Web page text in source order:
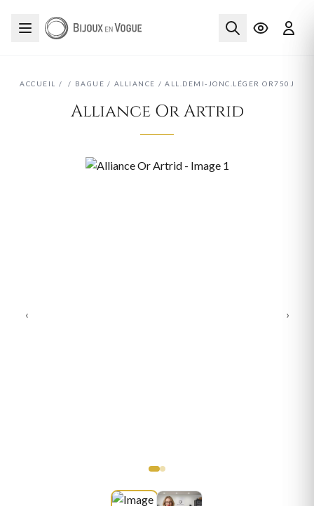
ACCUEIL / / BAGUE / ALLIANCE / ALL.DEMI-JONC.LÉGER OR750J
Alliance Or Artrid
‹ ›